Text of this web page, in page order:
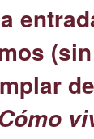
Cómo